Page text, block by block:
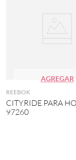
AGREGAR
REEBOK
CITYRIDE PARA
97260